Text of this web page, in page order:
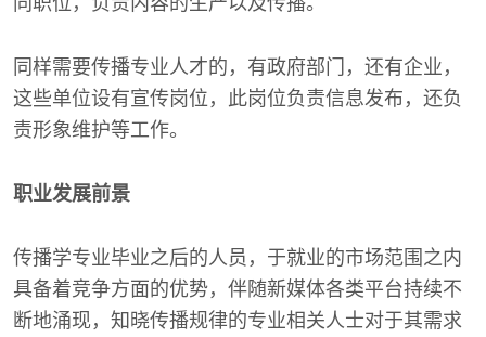
同样需要传播专业人才的，有政府部门，还有企业，
这些单位设有宣传岗位，此岗位负责信息发布，还负
责形象维护等工作。
职业发展前景
传播学专业毕业之后的人员，于就业的市场范围之内
具备着竞争方面的优势，伴随新媒体各类平台持续不
断地涌现，知晓传播规律的专业相关人士对于其需求